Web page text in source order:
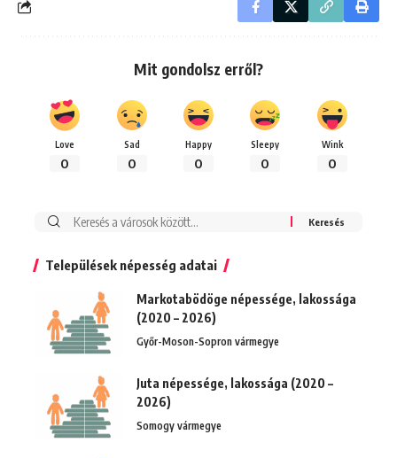
Mit gondolsz erről?
Love
0
Sad
0
Happy
0
Sleepy
0
Wink
0
Keresés:
Települések népesség adatai
Markotabödöge népessége, lakossága
(2020 – 2026)
Győr-Moson-Sopron vármegye
Juta népessége, lakossága (2020 –
2026)
Somogy vármegye